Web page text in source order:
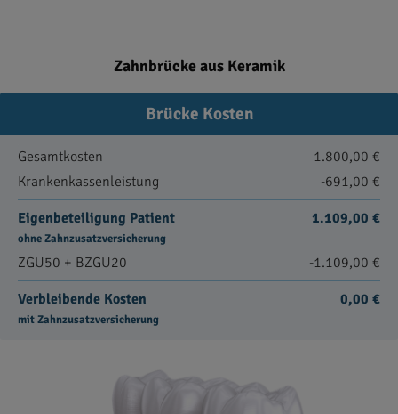
Zahnbrücke aus Keramik
Brücke Kosten
Gesamtkosten
1.800,00 €
Krankenkassenleistung
-691,00 €
Eigenbeteiligung Patient
ohne Zahnzusatzversicherung
1.109,00 €
ZGU50 + BZGU20 -1.109,00 €
Verbleibende Kosten
mit Zahnzusatzversicherung
0,00 €